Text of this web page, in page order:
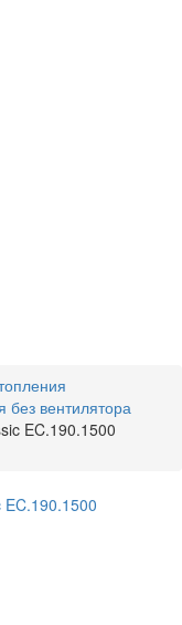
без вентилятора
EC.190.1500